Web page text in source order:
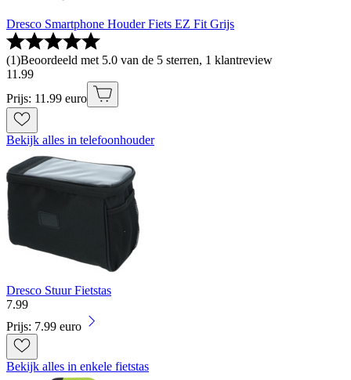
Dresco Smartphone Houder Fiets EZ Fit Grijs
(1)Beoordeeld met 5.0 van de 5 sterren, 1 klantreview
11 .99
Prijs: 11.99 euro
Bekijk alles in telefoonhouder
Dresco Stuur Fietstas
7.99
Prijs: 7.99 euro
Bekijk alles in enkele fietstas